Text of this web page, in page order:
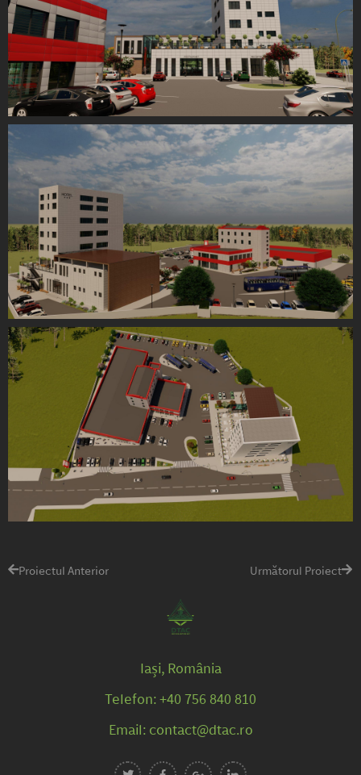
Proiectul Anterior Următorul Proiect
Iași, România
Telefon: +40 756 840 810
Email: contact@dtac.ro